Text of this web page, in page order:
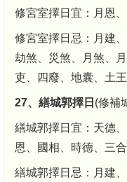
修宮室擇日宜：月恩
修宮室擇日忌：月建
劫煞、災煞、月煞、
吏、四廢、地囊、土王
27、繕城郭擇日 (修補
繕城郭擇日宜：天德
恩、國相、時德、三
繕城郭擇日忌：月建